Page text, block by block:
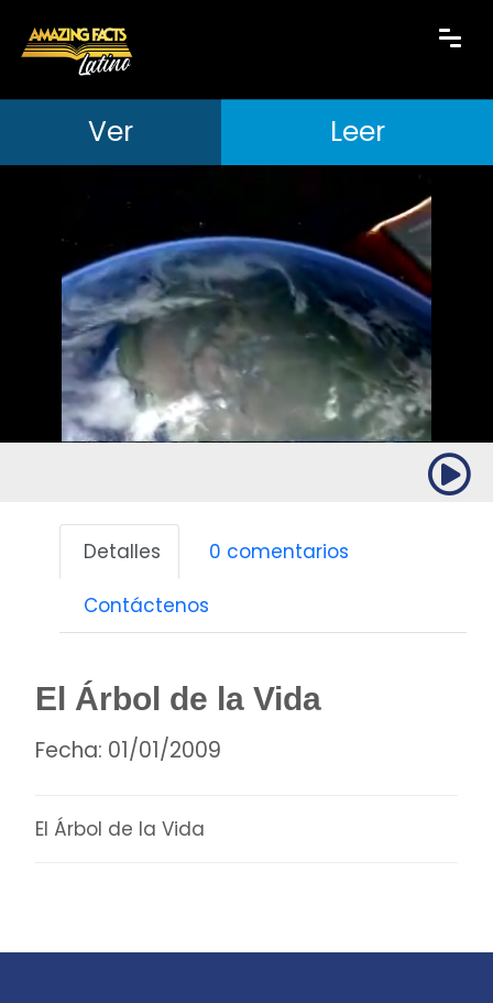
Ver Leer
Detalles 0 comentarios
Contáctenos
El Árbol de la Vida
Fecha: 01/01/2009
El Árbol de la Vida